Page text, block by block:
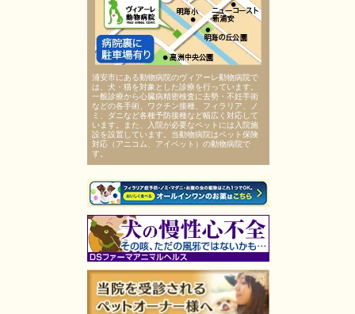
浦安市にある動物病院のヴィアーレ動物病院で
は、犬・猫を対象とした診療を行っています。
一般診療から心臓病精密検査に去勢・不妊手術
などの各手術、ワクチン接種、フィラリア、ノ
ミ、ダニなど各種予防接種など幅広く対応して
います。また、入院が必要なペットには入院施
設を設置しています。当動物病院はペット保険
対応（アニコム、アイペット）の動物病院で
す。